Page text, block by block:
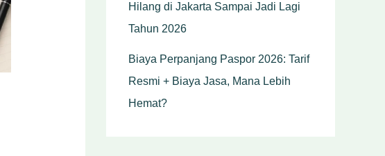
Hilang di Jakarta Sampai Jadi Lagi
Tahun 2026
Biaya Perpanjang Paspor 2026: Tarif
Resmi + Biaya Jasa, Mana Lebih
Hemat?